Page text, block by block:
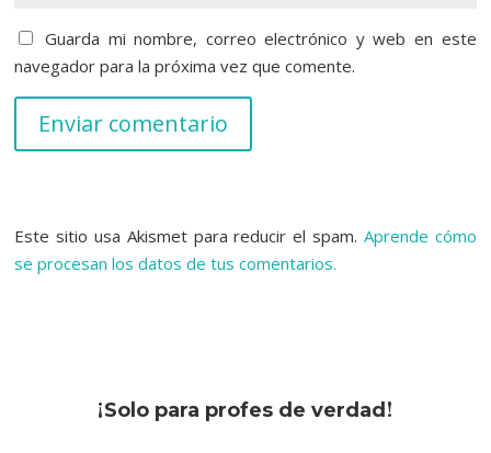
Guarda mi nombre, correo electrónico y web en este
navegador para la próxima vez que comente.
Enviar comentario
Este sitio usa Akismet para reducir el spam. Aprende cómo
se procesan los datos de tus comentarios.
¡Solo para profes de verdad!